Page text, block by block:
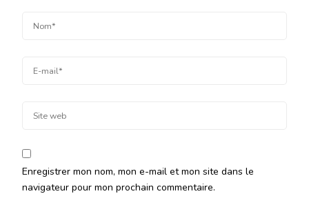
Enregistrer mon nom, mon e-mail et mon site dans le
navigateur pour mon prochain commentaire.